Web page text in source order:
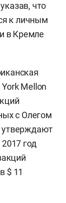
что
к личным
в Кремле
Mellon
с Олегом
утверждают
год
$ 11